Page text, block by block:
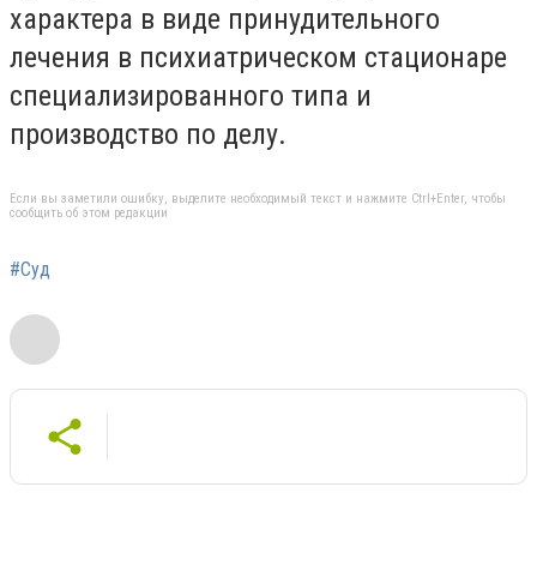
характера в виде принудительного
лечения в психиатрическом стационаре
специализированного типа и
производство по делу.
Если вы заметили ошибку, выделите необходимый текст и нажмите Ctrl+Enter, чтобы
сообщить об этом редакции
#Суд